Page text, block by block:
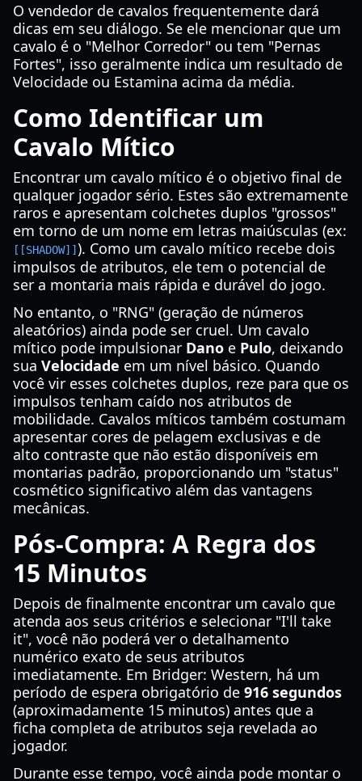
O vendedor de cavalos frequentemente dará
dicas em seu diálogo. Se ele mencionar que um
cavalo é o "Melhor Corredor" ou tem "Pernas
Fortes", isso geralmente indica um resultado de
Velocidade ou Estamina acima da média.
Como Identificar um
Cavalo Mítico
Encontrar um cavalo mítico é o objetivo final de
qualquer jogador sério. Estes são extremamente
raros e apresentam colchetes duplos "grossos"
em torno de um nome em letras maiúsculas (ex:
[[SHADOW]] ). Como um cavalo mítico recebe dois
impulsos de atributos, ele tem o potencial de
ser a montaria mais rápida e durável do jogo.
No entanto, o "RNG" (geração de números
aleatórios) ainda pode ser cruel. Um cavalo
mítico pode impulsionar Dano e Pulo, deixando
sua Velocidade em um nível básico. Quando
você vir esses colchetes duplos, reze para que os
impulsos tenham caído nos atributos de
mobilidade. Cavalos míticos também costumam
apresentar cores de pelagem exclusivas e de
alto contraste que não estão disponíveis em
montarias padrão, proporcionando um "status"
cosmético significativo além das vantagens
mecânicas.
Pós-Compra: A Regra dos
15 Minutos
Depois de finalmente encontrar um cavalo que
atenda aos seus critérios e selecionar "I'll take
it", você não poderá ver o detalhamento
numérico exato de seus atributos
imediatamente. Em Bridger: Western, há um
período de espera obrigatório de 916 segundos
(aproximadamente 15 minutos) antes que a
ficha completa de atributos seja revelada ao
jogador.
Durante esse tempo, você ainda pode montar o